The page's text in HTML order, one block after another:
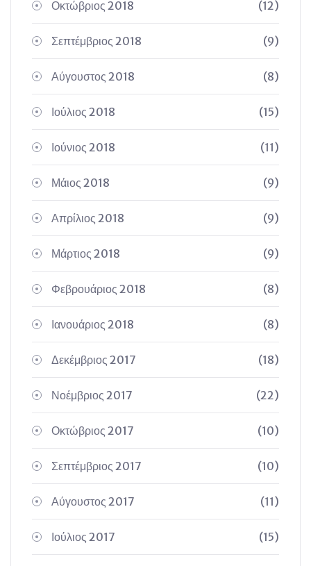
Οκτώβριος 2018 (12)
Σεπτέμβριος 2018 (9)
Αύγουστος 2018 (8)
Ιούλιος 2018 (15)
Ιούνιος 2018 (11)
Μάιος 2018 (9)
Απρίλιος 2018 (9)
Μάρτιος 2018 (9)
Φεβρουάριος 2018 (8)
Ιανουάριος 2018 (8)
Δεκέμβριος 2017 (18)
Νοέμβριος 2017 (22)
Οκτώβριος 2017 (10)
Σεπτέμβριος 2017 (10)
Αύγουστος 2017 (11)
Ιούλιος 2017 (15)